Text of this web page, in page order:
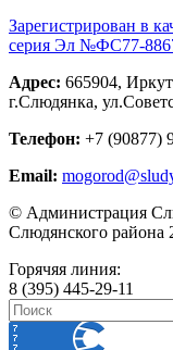
Зарегистрирован в
серия Эл №ФС77-
Адрес: 665904,
г.Слюдянка,
Телефон: +7 (90877)
Email:
© Администрация
Слюдянского района
Горячяя линия:
8 (395) 445-29-11